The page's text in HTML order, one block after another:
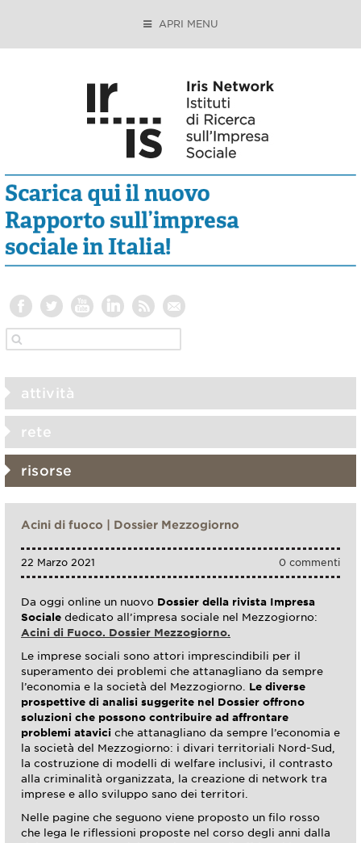
APRI MENU
attività
rete
risorse
Acini di fuoco | Dossier Mezzogiorno
0 commenti
22 Marzo 2021
Da oggi online un nuovo Dossier della rivista Impresa
Sociale dedicato all’impresa sociale nel Mezzogiorno:
Acini di Fuoco. Dossier Mezzogiorno.
Le imprese sociali sono attori imprescindibili per il
superamento dei problemi che attanagliano da sempre
l’economia e la società del Mezzogiorno. Le diverse
prospettive di analisi suggerite nel Dossier offrono
soluzioni che possono contribuire ad affrontare
problemi atavici che attanagliano da sempre l’economia e
la società del Mezzogiorno: i divari territoriali Nord-Sud,
la costruzione di modelli di welfare inclusivi, il contrasto
alla criminalità organizzata, la creazione di network tra
imprese e allo sviluppo sano dei territori.
Nelle pagine che seguono viene proposto un filo rosso
che lega le riflessioni proposte nel corso degli anni dalla